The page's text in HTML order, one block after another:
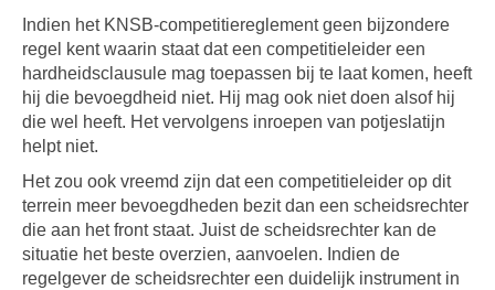
Indien het KNSB-competitiereglement geen bijzondere
regel kent waarin staat dat een competitieleider een
hardheidsclausule mag toepassen bij te laat komen, heeft
hij die bevoegdheid niet. Hij mag ook niet doen alsof hij
die wel heeft. Het vervolgens inroepen van potjeslatijn
helpt niet.
Het zou ook vreemd zijn dat een competitieleider op dit
terrein meer bevoegdheden bezit dan een scheidsrechter
die aan het front staat. Juist de scheidsrechter kan de
situatie het beste overzien, aanvoelen. Indien de
regelgever de scheidsrechter een duidelijk instrument in